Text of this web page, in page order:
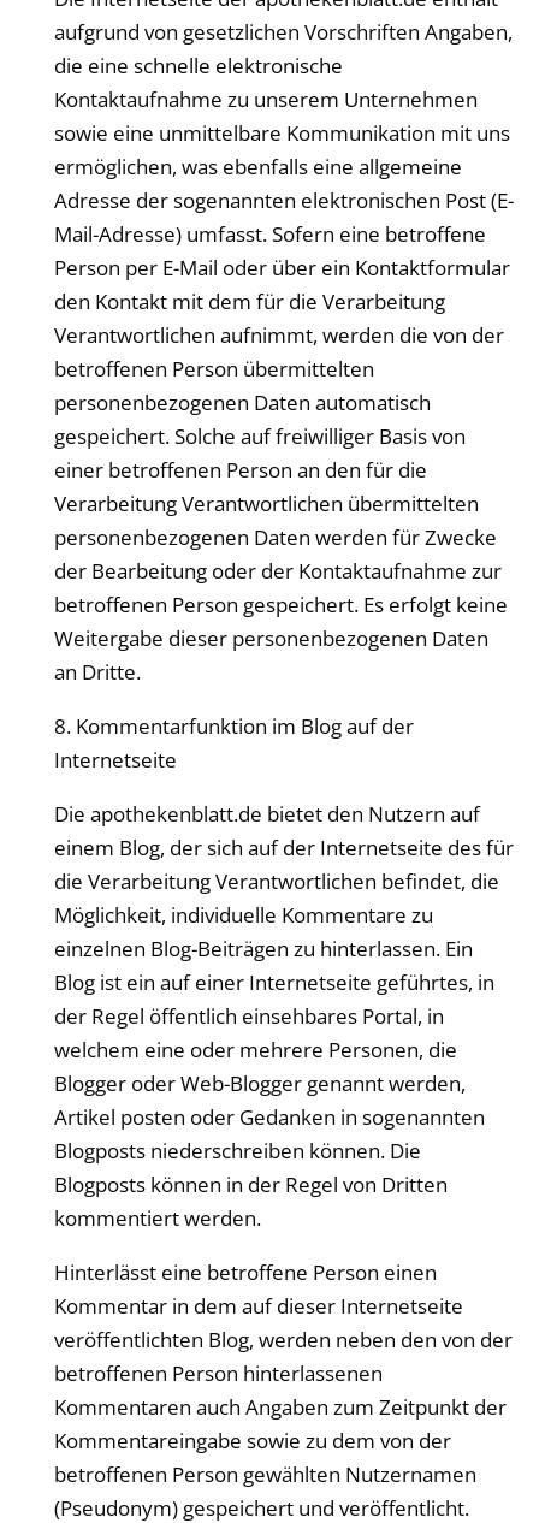
aufgrund von gesetzlichen Vorschriften Angaben,
die eine schnelle elektronische
Kontaktaufnahme zu unserem Unternehmen
sowie eine unmittelbare Kommunikation mit uns
ermöglichen, was ebenfalls eine allgemeine
Adresse der sogenannten elektronischen Post (E-
Mail-Adresse) umfasst. Sofern eine betroffene
Person per E-Mail oder über ein Kontaktformular
den Kontakt mit dem für die Verarbeitung
Verantwortlichen aufnimmt, werden die von der
betroffenen Person übermittelten
personenbezogenen Daten automatisch
gespeichert. Solche auf freiwilliger Basis von
einer betroffenen Person an den für die
Verarbeitung Verantwortlichen übermittelten
personenbezogenen Daten werden für Zwecke
der Bearbeitung oder der Kontaktaufnahme zur
betroffenen Person gespeichert. Es erfolgt keine
Weitergabe dieser personenbezogenen Daten
an Dritte.
8. Kommentarfunktion im Blog auf der
Internetseite
Die apothekenblatt.de bietet den Nutzern auf
einem Blog, der sich auf der Internetseite des für
die Verarbeitung Verantwortlichen befindet, die
Möglichkeit, individuelle Kommentare zu
einzelnen Blog-Beiträgen zu hinterlassen. Ein
Blog ist ein auf einer Internetseite geführtes, in
der Regel öffentlich einsehbares Portal, in
welchem eine oder mehrere Personen, die
Blogger oder Web-Blogger genannt werden,
Artikel posten oder Gedanken in sogenannten
Blogposts niederschreiben können. Die
Blogposts können in der Regel von Dritten
kommentiert werden.
Hinterlässt eine betroffene Person einen
Kommentar in dem auf dieser Internetseite
veröffentlichten Blog, werden neben den von der
betroffenen Person hinterlassenen
Kommentaren auch Angaben zum Zeitpunkt der
Kommentareingabe sowie zu dem von der
betroffenen Person gewählten Nutzernamen
(Pseudonym) gespeichert und veröffentlicht.